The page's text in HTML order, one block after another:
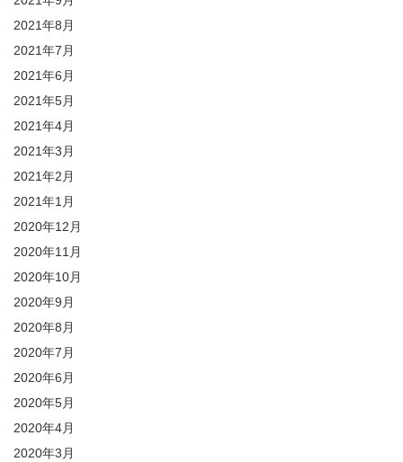
2021年8月
2021年7月
2021年6月
2021年5月
2021年4月
2021年3月
2021年2月
2021年1月
2020年12月
2020年11月
2020年10月
2020年9月
2020年8月
2020年7月
2020年6月
2020年5月
2020年4月
2020年3月